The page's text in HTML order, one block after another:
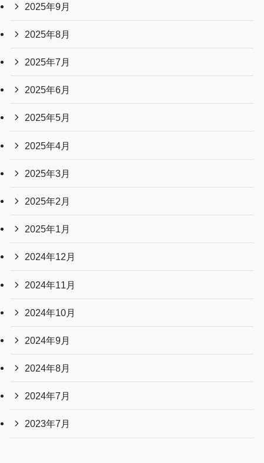
2025年9月
2025年8月
2025年7月
2025年6月
2025年5月
2025年4月
2025年3月
2025年2月
2025年1月
2024年12月
2024年11月
2024年10月
2024年9月
2024年8月
2024年7月
2023年7月